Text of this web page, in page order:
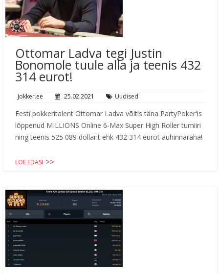
Ottomar Ladva tegi Justin
Bonomole tuule alla ja teenis 432
314 eurot!
Jokker.ee 25.02.2021 Uudised
Eesti pokkeritalent Ottomar Ladva võitis täna PartyPoker'is
lõppenud MILLIONS Online 6-Max Super High Roller turniiri
ning teenis 525 089 dollarit ehk 432 314 eurot auhinnaraha!
LOE EDASI